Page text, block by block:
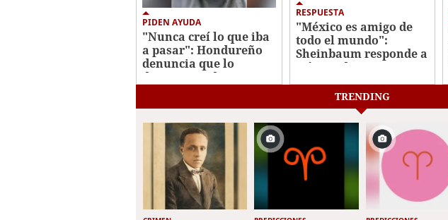
PIDEN AYUDA
"Nunca creí lo que iba
a pasar": Hondureño
denuncia que lo
deportaron de EE UU a
RESPUESTA
"México es amigo de
todo el mundo":
Sheinbaum responde a
críticas de Trump
TRENDING